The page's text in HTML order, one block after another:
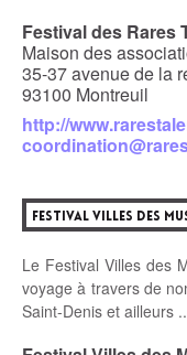
Festival des Rares
Maison des
35-37 avenue de la
93100 Montreuil
http://
FESTIVAL VILLES DES
Le Festival Villes des
voyage à travers de
Saint-Denis et ailleurs